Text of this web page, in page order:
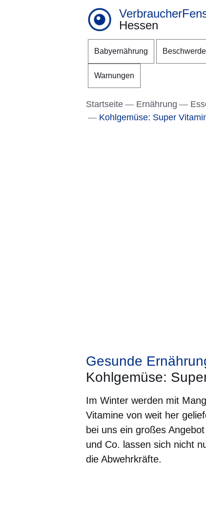
Direkt zum Kopf der
Direkt zum Inhalt
Direkt zum Fuß der
Hessen
Babyernährung
Warnungen
Startseite Ernährung
Kohlgemüse: Super
Gesunde
Kohlgemüse:
Im Winter werden mit
Vitamine von weit her
bei uns ein großes
und Co. lassen sich nicht
die Abwehrkräfte.